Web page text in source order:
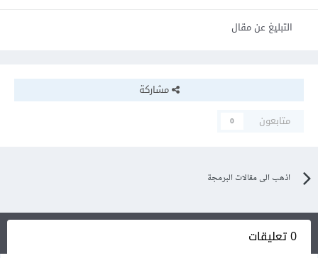
التبليغ عن مقال
مشاركة
متابعون
0
اذهب الى مقالات البرمجة
0 تعليقات